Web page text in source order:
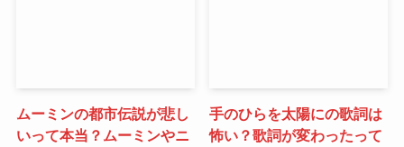
ムーミンの都市伝説が悲し
いって本当？ムーミンやニ
手のひらを太陽にの歌詞は
怖い？歌詞が変わったって